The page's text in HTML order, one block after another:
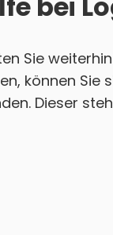
Sie
können Sie
Dieser